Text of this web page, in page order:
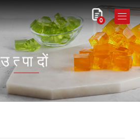
0
उत्पादों